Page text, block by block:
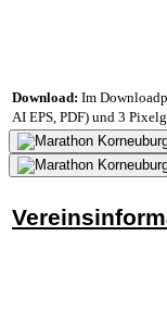
Download: Im
AI EPS, PDF) und 3